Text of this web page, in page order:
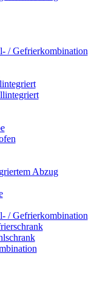
/ Gefrierkombination
Abzug
/ Gefrierkombination